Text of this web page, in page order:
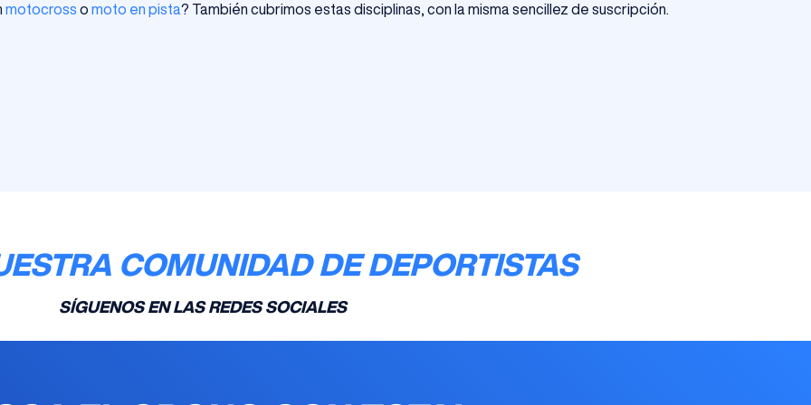
motocross o moto en pista? También cubrimos estas disciplinas, con la misma sencillez de suscripción.
COMUNIDAD DE DEPORTISTAS
SÍGUENOS EN LAS REDES SOCIALES